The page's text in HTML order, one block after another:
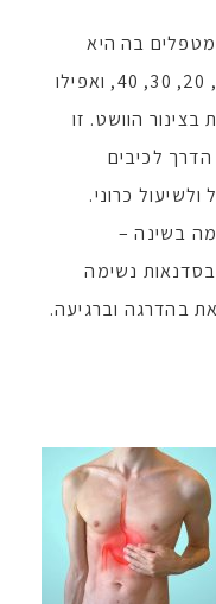
בה היא
מחמירה) ל-10 עצירות נשימה בשעה, 20, 30, 40, ואפילו
בצינור הוושט. זו
לכיבים
כרוני.
בשינה –
נשימה
בהדרגה וברגיעה.